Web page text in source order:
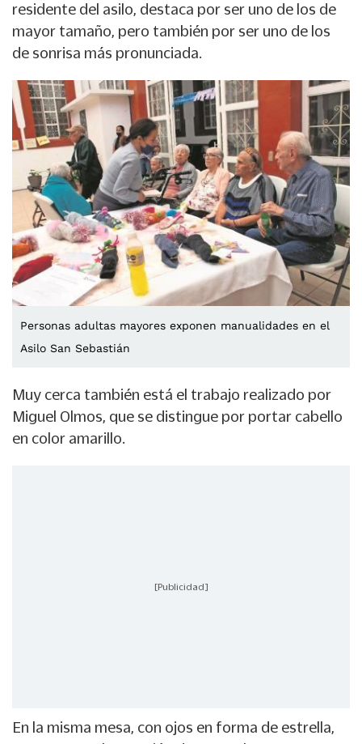
residente del asilo, destaca por ser uno de los de
mayor tamaño, pero también por ser uno de los
de sonrisa más pronunciada.
Personas adultas mayores exponen manualidades en el
Asilo San Sebastián
Muy cerca también está el trabajo realizado por
Miguel Olmos, que se distingue por portar cabello
en color amarillo.
[Publicidad]
En la misma mesa, con ojos en forma de estrella,